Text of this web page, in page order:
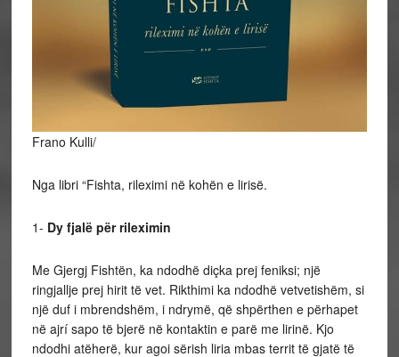
Frano Kulli/
Nga libri “Fishta, rileximi në kohën e lirisë.
1- Dy fjalë për rileximin
Me Gjergj Fishtën, ka ndodhë diçka prej feniksi; një
ringjallje prej hirit të vet. Rikthimi ka ndodhë vetvetishëm, si
një duf i mbrendshëm, i ndrymë, që shpërthen e përhapet
në ajrí sapo të bjerë në kontaktin e parë me lirinë. Kjo
ndodhi atëherë, kur agoi sërish liria mbas territ të gjatë të